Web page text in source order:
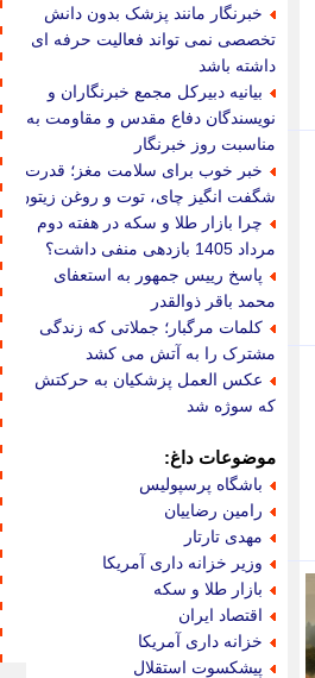
خبرنگار مانند پزشک بدون دانش
تخصصی نمی تواند فعالیت حرفه ای
داشته باشد
بیانیه دبیرکل مجمع خبرنگاران و
نویسندگان دفاع مقدس و مقاومت به
مناسبت روز خبرنگار
خبر خوب برای سلامت مغز؛ قدرت
شگفت انگیز چای، توت و روغن زیتون
چرا بازار طلا و سکه در هفته دوم
مرداد 1405 بازدهی منفی داشت؟
پاسخ رییس جمهور به استعفای
محمد باقر ذوالقدر
کلمات مرگبار؛ جملاتی که زندگی
مشترک را به آتش می کشد
عکس العمل پزشکیان به حرکتش
که سوژه شد
موضوعات داغ:
باشگاه پرسپولیس
رامین رضاییان
مهدی تارتار
وزیر خزانه داری آمریکا
بازار طلا و سکه
اقتصاد ایران
خزانه داری آمریکا
پیشکسوت استقلال